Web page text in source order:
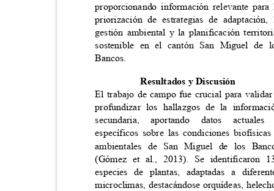
proporcionando información relevante
priorización de estrategias de
gestión ambiental y la planificación
sostenible en el cantón San Miguel
Bancos.
Resultados y Discusión
El trabajo de campo fue crucial para
profundizar los hallazgos de la
secundaria,
aportando datos actuales
específicos sobre las condiciones
ambientales de San Miguel de los
(Gómez et al., 2013). Se
especies de plantas, adaptadas a
microclimas, destacándose orquídeas,